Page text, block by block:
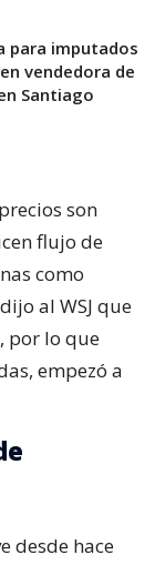
para imputados
vendedora de
Santiago
son
flujo de
como
al WSJ que
por lo que
empezó a
desde hace